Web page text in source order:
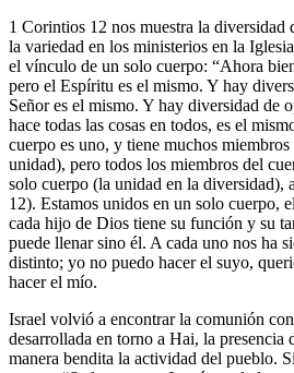
1 Corintios 12 nos muestra la diversidad
la variedad en los ministerios en la
el vínculo de un solo cuerpo: “Ahora
pero el Espíritu es el mismo. Y hay
Señor es el mismo. Y hay diversidad de
hace todas las cosas en todos, es el
cuerpo es uno, y tiene muchos
unidad), pero todos los miembros del
solo cuerpo (la unidad en la diversidad),
12). Estamos unidos en un solo cuerpo,
cada hijo de Dios tiene su función y su
puede llenar sino él. A cada uno nos ha
distinto; yo no puedo hacer el suyo,
hacer el mío.
Israel volvió a encontrar la comunión
desarrollada en torno a Hai, la presencia
manera bendita la actividad del pueblo.